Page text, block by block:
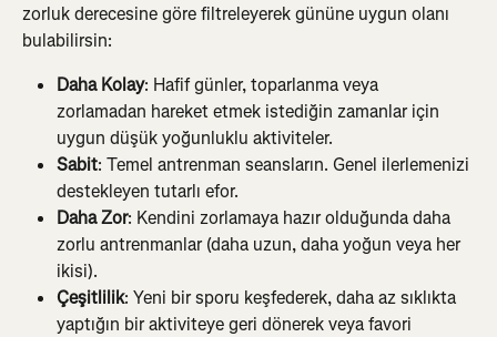
zorluk derecesine göre filtreleyerek gününe uygun olanı
bulabilirsin:
Daha Kolay: Hafif günler, toparlanma veya
zorlamadan hareket etmek istediğin zamanlar için
uygun düşük yoğunluklu aktiviteler.
Sabit: Temel antrenman seansların. Genel ilerlemenizi
destekleyen tutarlı efor.
Daha Zor: Kendini zorlamaya hazır olduğunda daha
zorlu antrenmanlar (daha uzun, daha yoğun veya her
ikisi).
Çeşitlilik: Yeni bir sporu keşfederek, daha az sıklıkta
yaptığın bir aktiviteye geri dönerek veya favori